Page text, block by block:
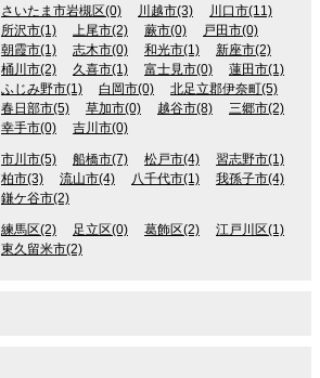
さいたま市岩槻区(0)
川越市(3)
川口市(11)
所沢市(1)
上尾市(2) 蕨市(0)
戸田市(0)
朝霞市(1)
志木市(0) 和光市(1)
新座市(2)
桶川市(2)
久喜市(1) 富士見市(0)
蓮田市(1)
ふじみ野市(1)
白岡市(0)
北足立郡伊奈町(5)
春日部市(5)
草加市(0) 越谷市(8)
三郷市(2)
幸手市(0)
吉川市(0)
市川市(5) 船橋市(7) 松戸市(4)
習志野市(1)
柏市(3)
流山市(4) 八千代市(1)
我孫子市(4)
鎌ケ谷市(2)
練馬区(2) 足立区(0) 葛飾区(2)
江戸川区(1)
東久留米市(2)